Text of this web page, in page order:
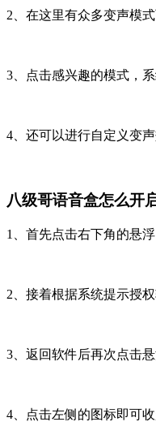
2、在这里有众多变声模
3、点击感兴趣的模式，
4、还可以进行自定义变
八级哥语音盒怎么开
1、首先点击右下角的悬
2、接着根据系统提示授
3、返回软件后再次点击
4、点击左侧的图标即可